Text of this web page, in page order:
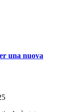
una nuova